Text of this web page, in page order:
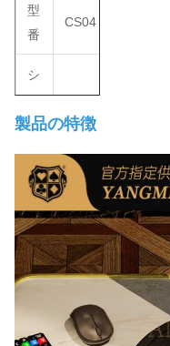
型
番
CS04
シ
ャ
ッ
ル
タ
イ
ム
～ 30 秒
前
全自動スマートシ
ャッフル＆ディー
リングカードマシ
製品の特徴